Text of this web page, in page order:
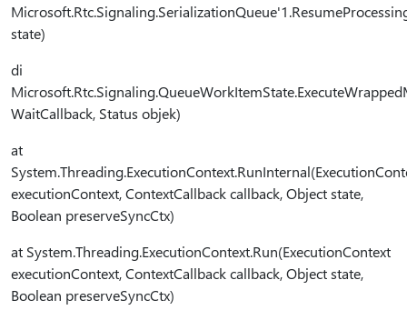
state)
di
WaitCallback, Status objek)
at
executionContext, ContextCallback callback, Object state,
Boolean preserveSyncCtx)
at System.Threading.ExecutionContext.Run(ExecutionContext
executionContext, ContextCallback callback, Object state,
Boolean preserveSyncCtx)